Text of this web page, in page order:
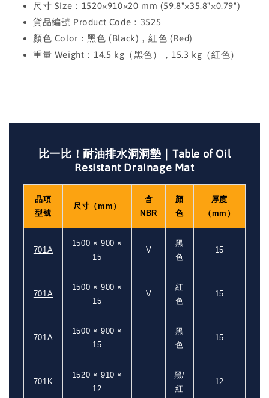
尺寸 Size：1520×910×20 mm (59.8"×35.8"×0.79")
貨品編號 Product Code：3525
顏色 Color：黑色 (Black)，紅色 (Red)
重量 Weight：14.5 kg（黑色），15.3 kg（紅色）
比一比！耐油排水洞洞墊｜Table of Oil
Resistant Drainage Mat
品項
型號
尺寸（mm）
含
NBR
顏
色
厚度
（mm）
701A
1500 × 900 ×
15
V
黑
色
15
701A
1500 × 900 ×
15
V
紅
色
15
701A
1500 × 900 ×
15
黑
色
15
701K
1520 × 910 ×
12
黑/
紅
12